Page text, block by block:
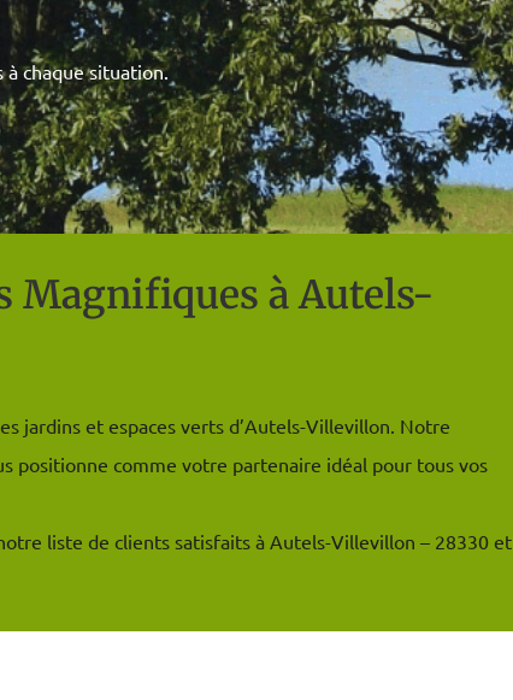
à chaque situation.
Magnifiques à Autels-
jardins et espaces verts d’Autels-Villevillon. Notre
positionne comme votre partenaire idéal pour tous vos
liste de clients satisfaits à Autels-Villevillon – 28330 et